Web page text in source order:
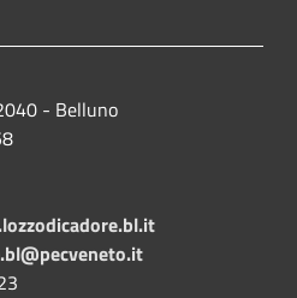
- Belluno